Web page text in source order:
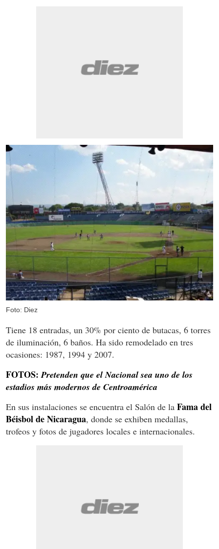
Foto: Diez
Tiene 18 entradas, un 30% por ciento de butacas, 6 torres
de iluminación, 6 baños. Ha sido remodelado en tres
ocasiones: 1987, 1994 y 2007.
FOTOS: Pretenden que el Nacional sea uno de los
estadios más modernos de Centroamérica
En sus instalaciones se encuentra el Salón de la Fama del
Béisbol de Nicaragua, donde se exhiben medallas,
trofeos y fotos de jugadores locales e internacionales.